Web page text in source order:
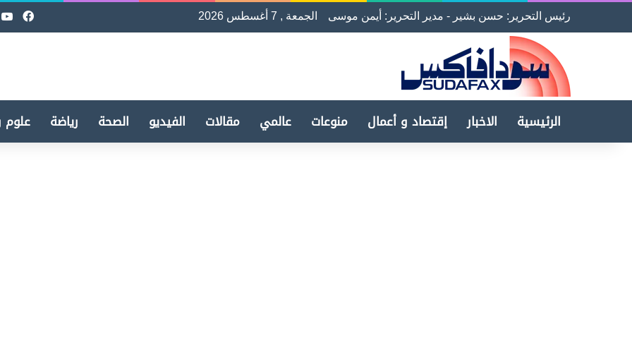
رئيس التحرير: حسن بشير - مدير التحرير: أيمن موسى الجمعة , 7 أغسطس 2026
الرئيسية الاخبار إقتصاد و أعمال منوعات عالمي مقالات الفيديو الصحة رياضة علوم